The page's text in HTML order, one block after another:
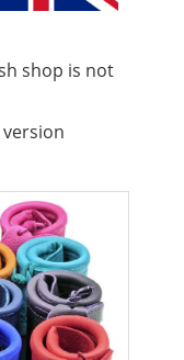
shop is not